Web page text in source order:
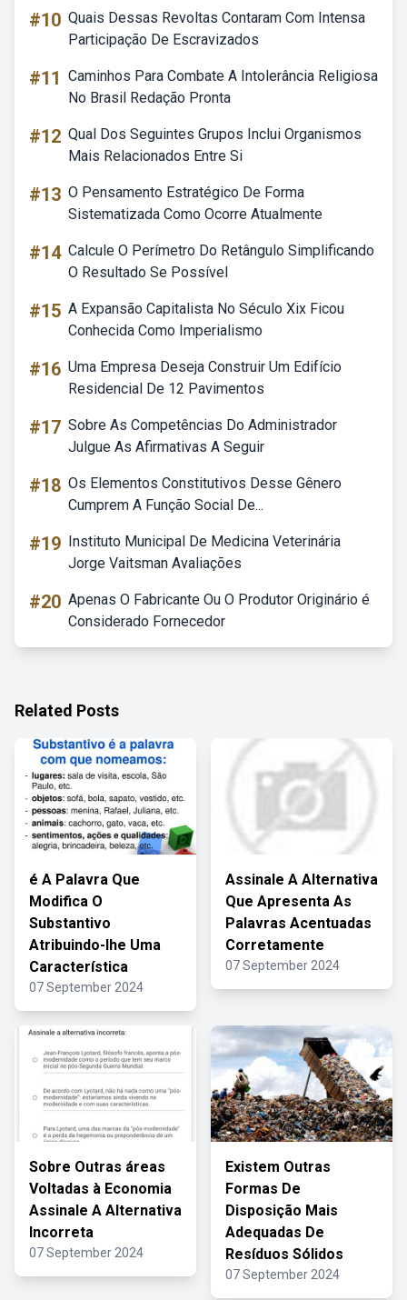
#10 Quais Dessas Revoltas Contaram Com Intensa
Participação De Escravizados
#11 Caminhos Para Combate A Intolerância Religiosa
No Brasil Redação Pronta
#12 Qual Dos Seguintes Grupos Inclui Organismos
Mais Relacionados Entre Si
#13 O Pensamento Estratégico De Forma
Sistematizada Como Ocorre Atualmente
#14 Calcule O Perímetro Do Retângulo Simplificando
O Resultado Se Possível
#15 A Expansão Capitalista No Século Xix Ficou
Conhecida Como Imperialismo
#16 Uma Empresa Deseja Construir Um Edifício
Residencial De 12 Pavimentos
#17 Sobre As Competências Do Administrador
Julgue As Afirmativas A Seguir
#18 Os Elementos Constitutivos Desse Gênero
Cumprem A Função Social De...
#19 Instituto Municipal De Medicina Veterinária
Jorge Vaitsman Avaliações
#20 Apenas O Fabricante Ou O Produtor Originário é
Considerado Fornecedor
Related Posts
é A Palavra Que
Modifica O
Substantivo
Atribuindo-lhe Uma
Característica
07 September 2024
Assinale A Alternativa
Que Apresenta As
Palavras Acentuadas
Corretamente
07 September 2024
Sobre Outras áreas
Voltadas à Economia
Assinale A Alternativa
Incorreta
07 September 2024
Existem Outras
Formas De
Disposição Mais
Adequadas De
Resíduos Sólidos
07 September 2024